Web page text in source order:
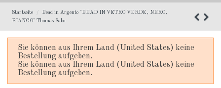
Startseite
Bead in Argento "BEAD IN VETRO VERDE, NERO,
BIANCO" Thomas Sabo
Sie können aus Ihrem Land (United States) keine
Bestellung aufgeben.
Sie können aus Ihrem Land (United States) keine
Bestellung aufgeben.